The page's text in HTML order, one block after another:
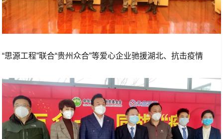
“思源工程”联合“贵州众合”等爱心企业驰援湖北、抗击疫情